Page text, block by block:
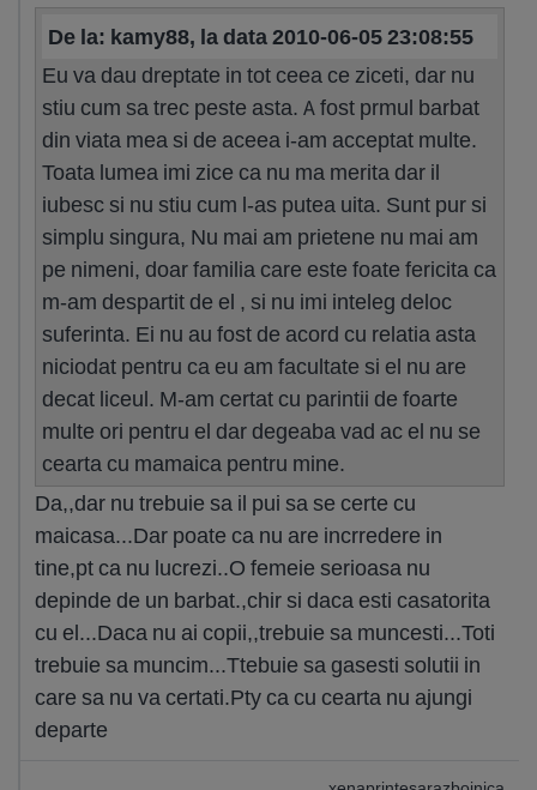
De la: kamy88, la data 2010-06-05 23:08:55
Eu va dau dreptate in tot ceea ce ziceti, dar nu
stiu cum sa trec peste asta. A fost prmul barbat
din viata mea si de aceea i-am acceptat multe.
Toata lumea imi zice ca nu ma merita dar il
iubesc si nu stiu cum l-as putea uita. Sunt pur si
simplu singura, Nu mai am prietene nu mai am
pe nimeni, doar familia care este foate fericita ca
m-am despartit de el , si nu imi inteleg deloc
suferinta. Ei nu au fost de acord cu relatia asta
niciodat pentru ca eu am facultate si el nu are
decat liceul. M-am certat cu parintii de foarte
multe ori pentru el dar degeaba vad ac el nu se
cearta cu mamaica pentru mine.
Da,,dar nu trebuie sa il pui sa se certe cu
maicasa...Dar poate ca nu are incrredere in
tine,pt ca nu lucrezi..O femeie serioasa nu
depinde de un barbat.,chir si daca esti casatorita
cu el...Daca nu ai copii,,trebuie sa muncesti...Toti
trebuie sa muncim...Ttebuie sa gasesti solutii in
care sa nu va certati.Pty ca cu cearta nu ajungi
departe